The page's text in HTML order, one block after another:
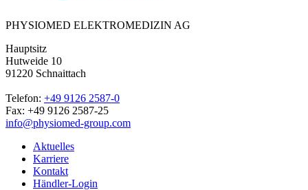
PHYSIOMED ELEKTROMEDIZIN AG
Hauptsitz
Hutweide 10
91220 Schnaittach
Telefon: +49 9126 2587-0
Fax: +49 9126 2587-25
info@physiomed-group.com
Aktuelles
Karriere
Kontakt
Händler-Login